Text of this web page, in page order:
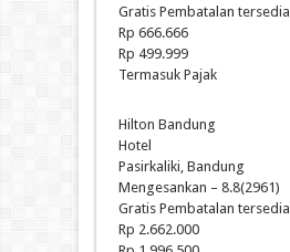
Gratis Pembatalan tersedia
Rp 666.666
Rp 499.999
Termasuk Pajak
Hilton Bandung
Hotel
Pasirkaliki, Bandung
Mengesankan – 8.8(2961)
Gratis Pembatalan tersedia
Rp 2.662.000